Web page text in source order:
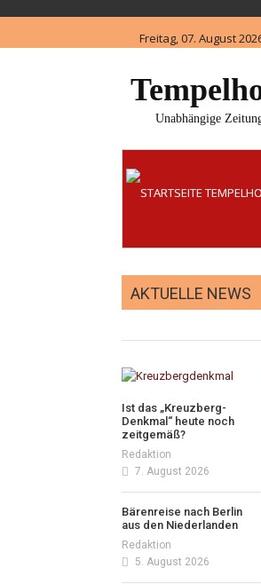
content
Freitag, 07. August
Unabhängige
AKTUELLE NEWS
Ist das „Kreuzberg-
Denkmal“ heute noch
zeitgemäß?
Redaktion
7. August 2026
Bärenreise nach Berlin
aus den Niederlanden
Redaktion
5. August 2026